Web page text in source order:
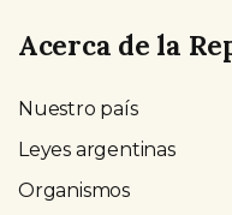
Acerca de la
Nuestro país
Leyes argentinas
Organismos